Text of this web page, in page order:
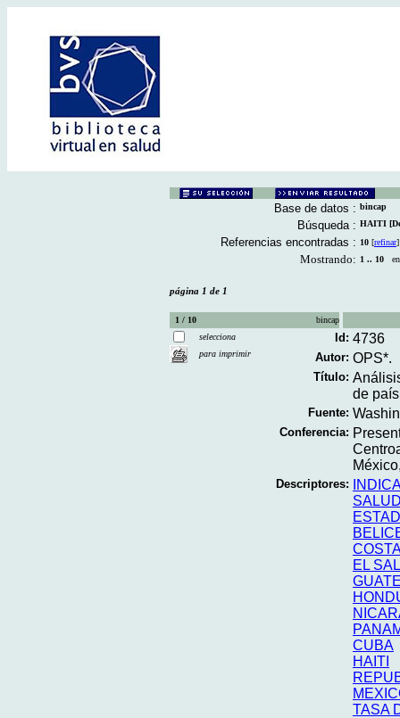
Base de datos : bincap
Búsqueda : HAITI
Referencias encontradas : 10 [refinar]
Mostrando: 1 .. 10 en
página 1 de 1
1 / 10
bincap
selecciona
para imprimir
Id: 4736
Autor: OPS*.
Título:
de
Fuente:
Conferencia:
Descriptores:
EL
CUBA
HAITI
TASA